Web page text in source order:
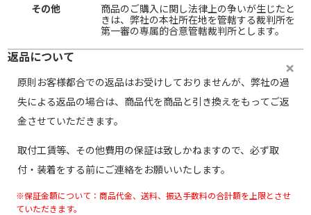
その他
商品のご購入に関し法律上の争いが生じたと
きは、弊社の本社所在地を管轄する裁判所を
第一審の専属的合意管轄裁判所とします。
返品について
原則お客様都合での返品はお受けしておりませんが、弊社の過
失による返品の場合は、商品代を商品と引き換えをもってご返
金させていただきます。
取付工賃等、その他費用の保証は致しかねますので、必ず取
付・装着をする前にご連絡をお願いいたします。
※保証金額について：商品代金、送料、振込手数料の合計額を上限とさせ
ていただきます。